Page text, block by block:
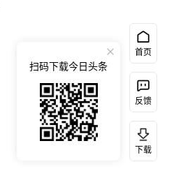
首页
反馈
下载
扫码下载今日头条